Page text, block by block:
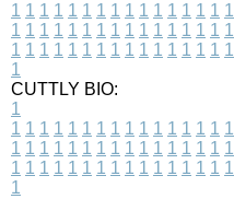
1 1 1 1 1 1 1 1 1 1 1 1 1 1 1 1
1 1 1 1 1 1 1 1 1 1 1 1 1 1 1 1
1 1 1 1 1 1 1 1 1 1 1 1 1 1 1 1
1
CUTTLY BIO:
1
1 1 1 1 1 1 1 1 1 1 1 1 1 1 1 1
1 1 1 1 1 1 1 1 1 1 1 1 1 1 1 1
1 1 1 1 1 1 1 1 1 1 1 1 1 1 1 1
1